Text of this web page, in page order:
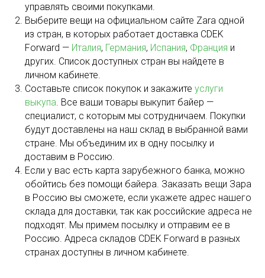
управлять своими покупками.
Выберите вещи на официальном сайте Zara одной
из стран, в которых работает доставка CDEK
Forward — Италия, Германия, Испания, Франция и
других. Список доступных стран вы найдете в
личном кабинете.
Составьте список покупок и закажите услуги
выкупа . Все ваши товары выкупит байер —
специалист, с которым мы сотрудничаем. Покупки
будут доставлены на наш склад в выбранной вами
стране. Мы объединим их в одну посылку и
доставим в Россию.
Если у вас есть карта зарубежного банка, можно
обойтись без помощи байера. Заказать вещи Зара
в Россию вы сможете, если укажете адрес нашего
склада для доставки, так как российские адреса не
подходят. Мы примем посылку и отправим ее в
Россию. Адреса складов CDEK Forward в разных
странах доступны в личном кабинете.